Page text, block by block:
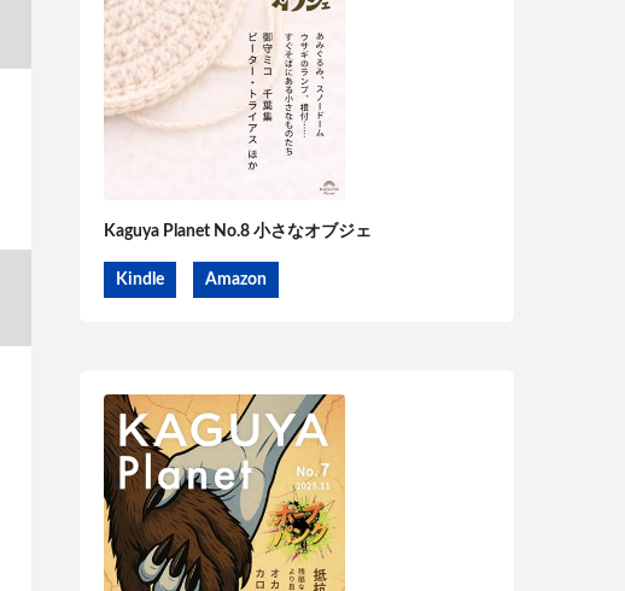
Kaguya Planet No.8 小さなオブジェ
Kindle Amazon